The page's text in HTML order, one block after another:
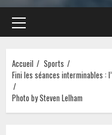
Menu
principal
Accueil
Sports
Fini les séances interminables :
Photo by Steven Lelham